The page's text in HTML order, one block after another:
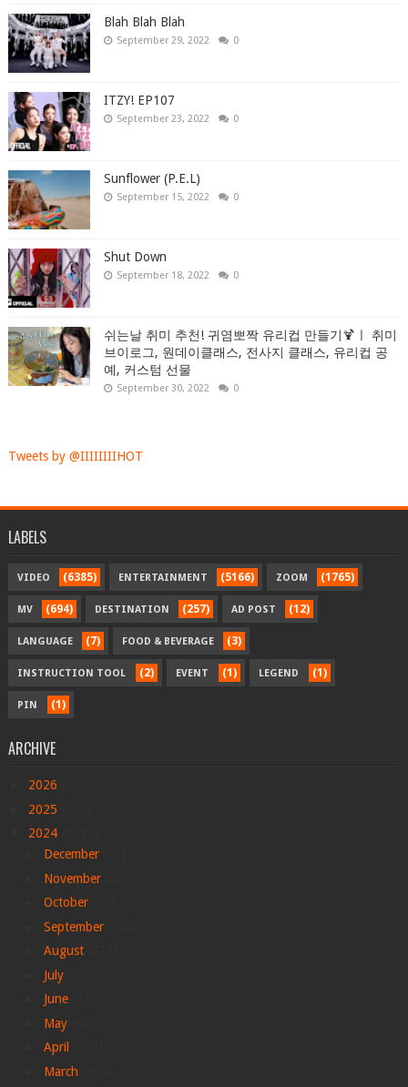
Blah Blah Blah
September 29, 2022 0
ITZY! EP107
September 23, 2022 0
Sunflower (P.E.L)
September 15, 2022 0
Shut Down
September 18, 2022 0
쉬는날 취미 추천! 귀염뽀짝 유리컵 만들기🍹ㅣ 취미
브이로그, 원데이클래스, 전사지 클래스, 유리컵 공
예, 커스텀 선물
September 30, 2022 0
Tweets by @IIIIIIIIHOT
LABELS
VIDEO (6385) ENTERTAINMENT (5166) ZOOM (1765)
MV (694) DESTINATION (257) AD POST (12)
LANGUAGE (7) FOOD & BEVERAGE (3)
INSTRUCTION TOOL (2) EVENT (1) LEGEND (1)
PIN (1)
ARCHIVE
2026
2025
2024
December
November
October
September
August
July
June
May
April
March